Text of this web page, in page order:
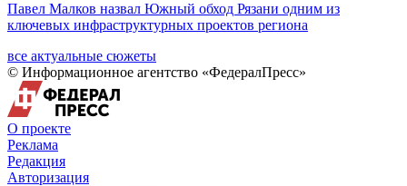
Павел Малков назвал Южный обход Рязани одним из
ключевых инфраструктурных проектов региона
все актуальные сюжеты
© Информационное агентство «ФедералПресс»
О проекте
Реклама
Редакция
Авторизация